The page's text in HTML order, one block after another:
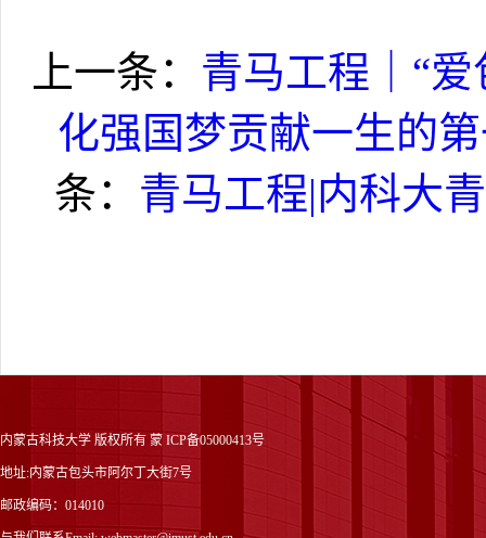
上一条： 青马工程｜“
化强国梦贡献一生的
条： 青马工程|内科大
内蒙古科技大学 版权所有 蒙 ICP备05000413号
地址:内蒙古包头市阿尔丁大街7号
邮政编码：014010